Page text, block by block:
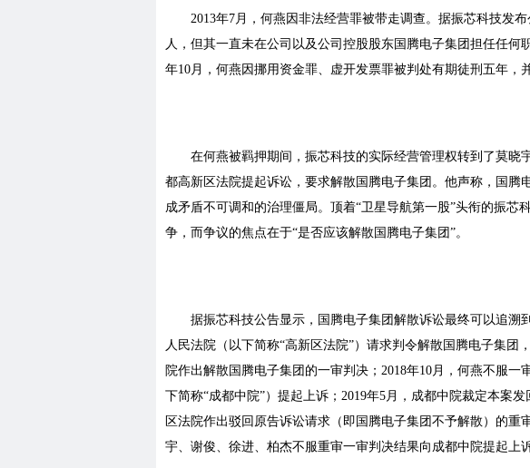
2013年7月，何燕因非法经营罪被带走调查。据振芯科技发
人，但其一直未在公司以及公司控股股东国腾电子集团担任任何
年10月，何燕因挪用资金罪、虚开发票罪被判处有期徒刑五年，
在何燕被羁押期间，振芯科技的实际经营管理权转到了莫晓
都高新区法院提起诉讼，要求解散国腾电子集团。他声称，国腾
成矛盾不可调和的治理僵局。顶着“卫星导航第一股”头衔的振芯
争，而争议的焦点在于“是否应该解散国腾电子集团”。
据振芯科技公告显示，国腾电子集团解散诉讼最终可以追溯到
人民法院（以下简称“高新区法院”）请求判令解散国腾电子集团
院作出解散国腾电子集团的一审判决；2018年10月，何燕不服一
下简称“成都中院”）提起上诉；2019年5月，成都中院裁定本案
区法院作出驳回原告诉讼请求（即国腾电子集团不予解散）的重
宇、谢俊、徐进、柏杰不服重审一审判决结果向成都中院提起上诉